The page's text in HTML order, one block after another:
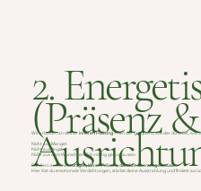
2.
(Präsenz &
Wir arbeiten an deinerinneren Haltung— an der Frequenz, aus der du liebst,
Nicht aus Mangel.
Nicht aus Angst.
Nicht aus dem Wunsch, endlich richtig genug zu sein.
Sondern aus einerruhigen, klaren Präsenz, die nicht überzeugen muss.
Hier löst du emotionale Verdichtungen, stärkst deine Ausstrahlung und findest